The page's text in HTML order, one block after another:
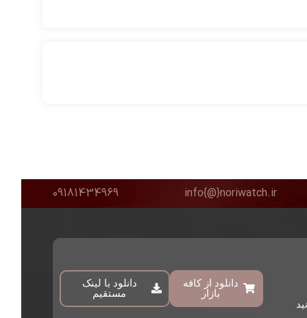
info{@}noriwatch.ir
09181434969
دانلود از کافه
بازار
دانلود با لینک
مستقیم